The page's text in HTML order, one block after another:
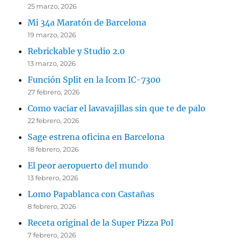
25 marzo, 2026
Mi 34a Maratón de Barcelona
19 marzo, 2026
Rebrickable y Studio 2.0
13 marzo, 2026
Función Split en la Icom IC-7300
27 febrero, 2026
Como vaciar el lavavajillas sin que te de palo
22 febrero, 2026
Sage estrena oficina en Barcelona
18 febrero, 2026
El peor aeropuerto del mundo
13 febrero, 2026
Lomo Papablanca con Castañas
8 febrero, 2026
Receta original de la Super Pizza Pol
7 febrero, 2026